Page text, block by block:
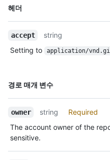
헤더
이름,
accept
string
Setting to
application/
경로 매개 변수
이름,
owner string
Required
The account owner of the
sensitive.